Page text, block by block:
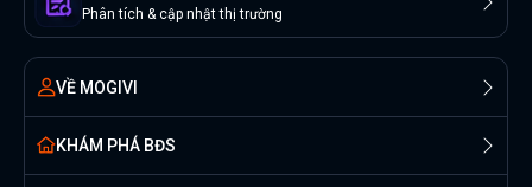
Phân tích & cập nhật thị trường
VỀ MOGIVI
KHÁM PHÁ BĐS